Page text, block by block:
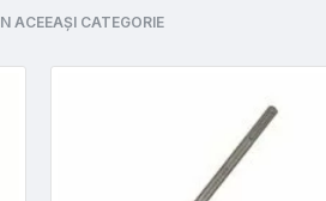
ACEEAȘI CATEGORIE